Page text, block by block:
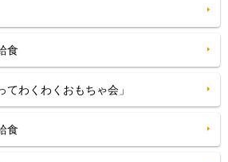
食
てわくわくおもちゃ会」
食